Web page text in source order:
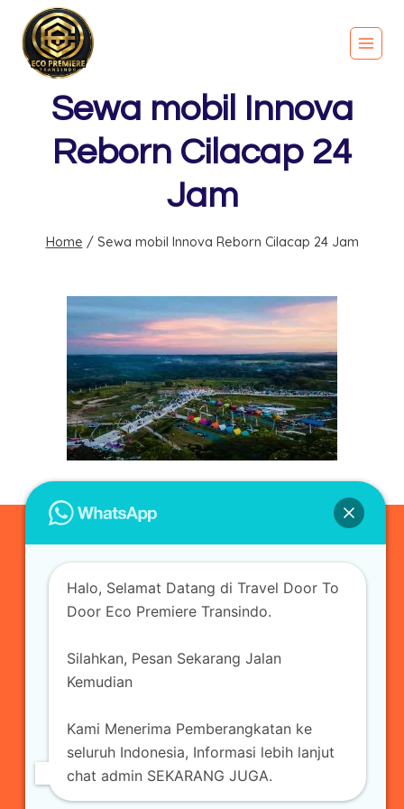
Sewa mobil Innova
Reborn Cilacap 24
Jam
Home / Sewa mobil Innova Reborn Cilacap 24 Jam
admin@ecopremieretransindo.com
Home
Travel
Kirim Paket Blog Travel Kontak
Halo, Selamat Datang di Travel Door To
Door Eco Premiere Transindo.
Silahkan, Pesan Sekarang Jalan
Kemudian
Kami Menerima Pemberangkatan ke
seluruh Indonesia, Informasi lebih lanjut
chat admin SEKARANG JUGA.